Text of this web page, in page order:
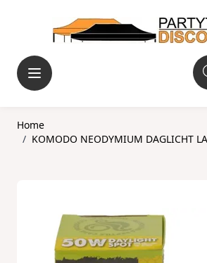
Home
/ KOMODO NEODYMIUM DAGLICHT